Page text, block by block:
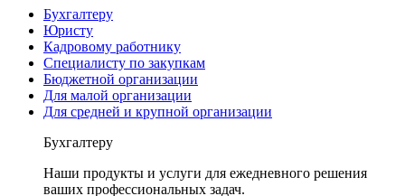
Бухгалтеру
Юристу
Кадровому работнику
Специалисту по закупкам
Бюджетной организации
Для малой организации
Для средней и крупной организации
Бухгалтеру
Наши продукты и услуги для ежедневного решения
ваших профессиональных задач.